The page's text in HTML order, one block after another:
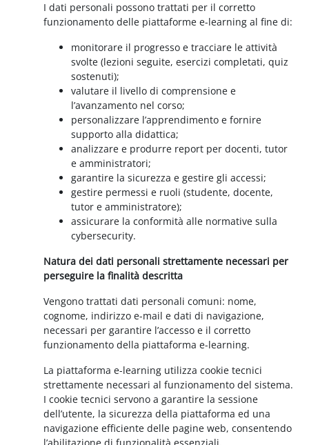
I dati personali possono trattati per il corretto
funzionamento delle piattaforme e-learning al fine di:
monitorare il progresso e tracciare le attività
svolte (lezioni seguite, esercizi completati, quiz
sostenuti);
valutare il livello di comprensione e
l’avanzamento nel corso;
personalizzare l’apprendimento e fornire
supporto alla didattica;
analizzare e produrre report per docenti, tutor
e amministratori;
garantire la sicurezza e gestire gli accessi;
gestire permessi e ruoli (studente, docente,
tutor e amministratore);
assicurare la conformità alle normative sulla
cybersecurity.
Natura dei dati personali strettamente necessari per
perseguire la finalità descritta
Vengono trattati dati personali comuni: nome,
cognome, indirizzo e-mail e dati di navigazione,
necessari per garantire l’accesso e il corretto
funzionamento della piattaforma e-learning.
La piattaforma e-learning utilizza cookie tecnici
strettamente necessari al funzionamento del sistema.
I cookie tecnici servono a garantire la sessione
dell’utente, la sicurezza della piattaforma ed una
navigazione efficiente delle pagine web, consentendo